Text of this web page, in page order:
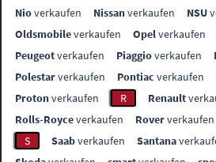
Nioverkaufen Nissanverkaufen NSU
Oldsmobileverkaufen Opelverkaufen
Peugeotverkaufen Piaggioverkaufen
Polestarverkaufen Pontiac verkaufen
Protonverkaufen R Renault
Rolls-Royceverkaufen Roververkaufen
S
Saabverkaufen Santana